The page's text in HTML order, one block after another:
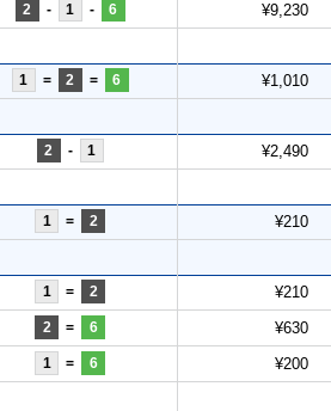
2 - 1 - 6 ¥9,230
1 = 2 = 6 ¥1,010
2 - 1 ¥2,490
1 = 2 ¥210
1 = 2 ¥210
2 = 6 ¥630
1 = 6 ¥200